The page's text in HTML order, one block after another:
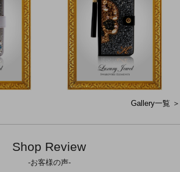
Gallery一覧 ＞
Shop Review
-お客様の声-